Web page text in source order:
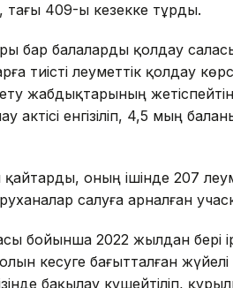
тағы 409-ы кезекке тұрды.
бар балаларды қолдау
тиісті әлеуметтік қолдау
жабдықтарының жетіспейтіні
енгізіліп, 4,5 мың
оның ішінде 207
салуға арналған
бойынша 2022 жылдан бері
кесуге бағытталған
бақылау күшейтіліп,